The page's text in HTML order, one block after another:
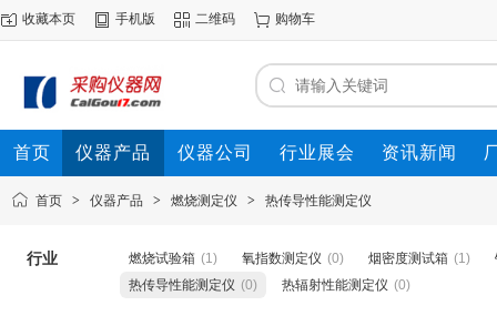
收藏本页 手机版 二维码 购物车
首页 仪器产品 仪器公司 行业展会 资讯新闻
首页 > 仪器产品 > 燃烧测定仪 > 热传导性能测定仪
行业 燃烧试验箱 (1) 氧指数测定仪 (0) 烟密度测试箱 (1)
热传导性能测定仪 (0) 热辐射性能测定仪 (0)